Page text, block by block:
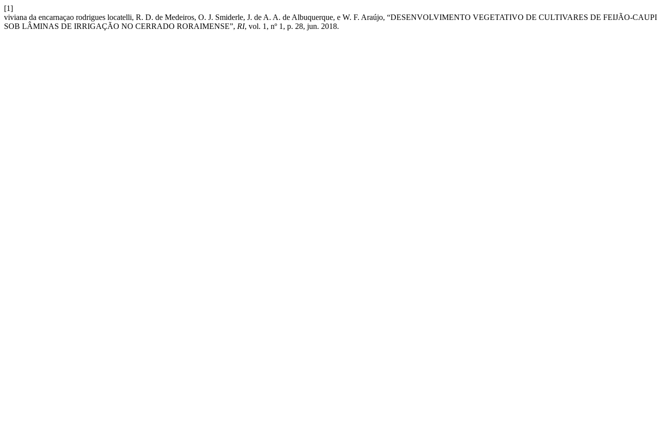
[1]
viviana da encarnaçao rodrigues locatelli, R. D. de Medeiros, O. J. Smiderle, J. de A. A. de Albuquerque, e W. F. Araújo, “DESENVOLVIMENTO VEGETATIVO DE CULTIVARES DE FEIJÃO-CAUPI
SOB LÂMINAS DE IRRIGAÇÃO NO CERRADO RORAIMENSE”, RI, vol. 1, nº 1, p. 28, jun. 2018.